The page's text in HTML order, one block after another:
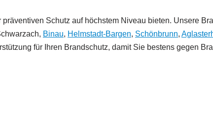
Schutz auf höchstem Niveau bieten. Unsere
Binau, Helmstadt-Bargen, Schönbrunn,
für Ihren Brandschutz, damit Sie bestens gegen